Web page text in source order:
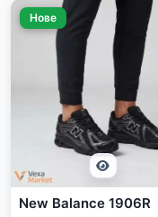
Нове
New Balance 1906R